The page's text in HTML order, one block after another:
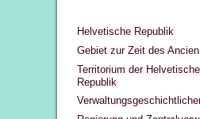
Helvetische Republik
Gebiet zur Zeit des
Territorium der
Republik